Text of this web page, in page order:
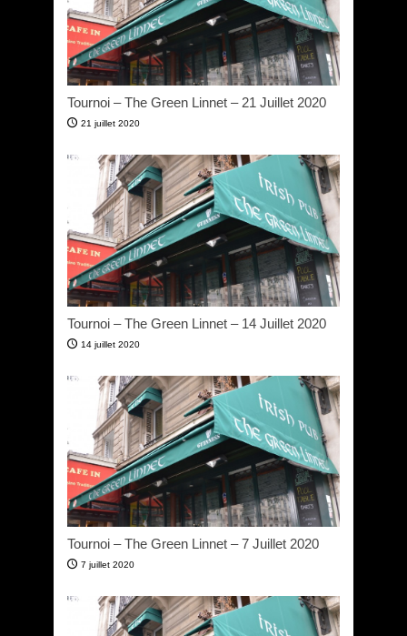
Tournoi – The Green Linnet – 21 Juillet 2020
21 juillet 2020
Tournoi – The Green Linnet – 14 Juillet 2020
14 juillet 2020
Tournoi – The Green Linnet – 7 Juillet 2020
7 juillet 2020